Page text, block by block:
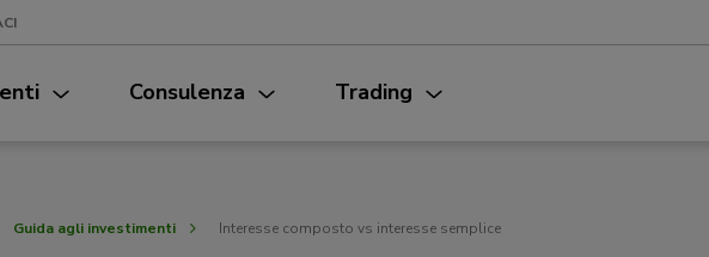
Consulenza Trading
Guida agli investimenti Interesse composto vs interesse semplice